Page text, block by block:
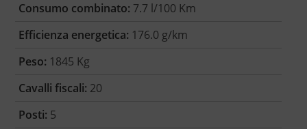
Consumo combinato: 7.7 l/100 Km
Efficienza energetica: 176.0 g/km
Peso: 1845 Kg
Cavalli fiscali: 20
Posti: 5